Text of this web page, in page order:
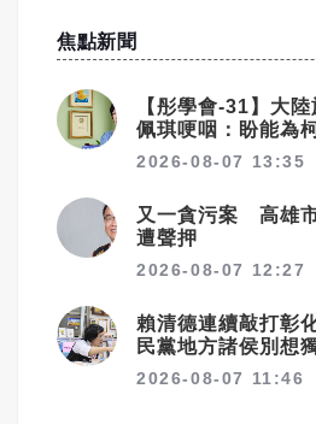
焦點新聞
【彤學會-31】大
佩琪哽咽：盼能為
反
2026-08-07 13:35
又一貪污案 高雄
遭聲押
2026-08-07 12:27
賴清德連續敲打彰
民黨地方諸侯別想
2026-08-07 11:46